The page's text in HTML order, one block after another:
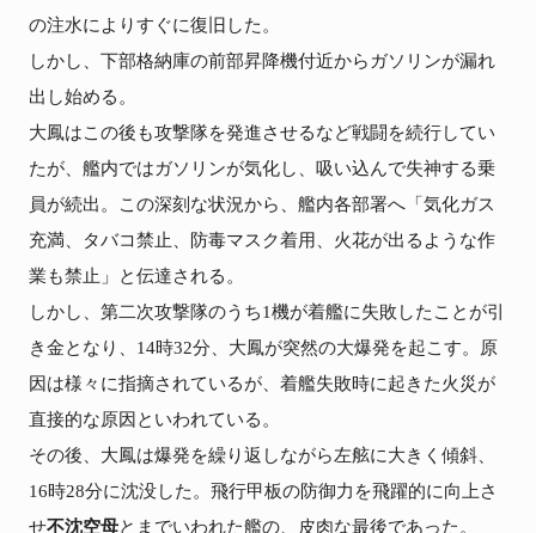
の注水によりすぐに復旧した。
しかし、下部格納庫の前部昇降機付近からガソリンが漏れ
出し始める。
大鳳はこの後も攻撃隊を発進させるなど戦闘を続行してい
たが、艦内ではガソリンが気化し、吸い込んで失神する乗
員が続出。この深刻な状況から、艦内各部署へ「気化ガス
充満、タバコ禁止、防毒マスク着用、火花が出るような作
業も禁止」と伝達される。
しかし、第二次攻撃隊のうち1機が着艦に失敗したことが引
き金となり、14時32分、大鳳が突然の大爆発を起こす。原
因は様々に指摘されているが、着艦失敗時に起きた火災が
直接的な原因といわれている。
その後、大鳳は爆発を繰り返しながら左舷に大きく傾斜、
16時28分に沈没した。飛行甲板の防御力を飛躍的に向上さ
せ不沈空母とまでいわれた艦の、皮肉な最後であった。